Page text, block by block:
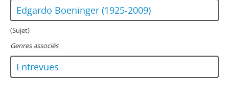
Edgardo Boeninger (1925-2009)
(Sujet)
Genres associés
Entrevues